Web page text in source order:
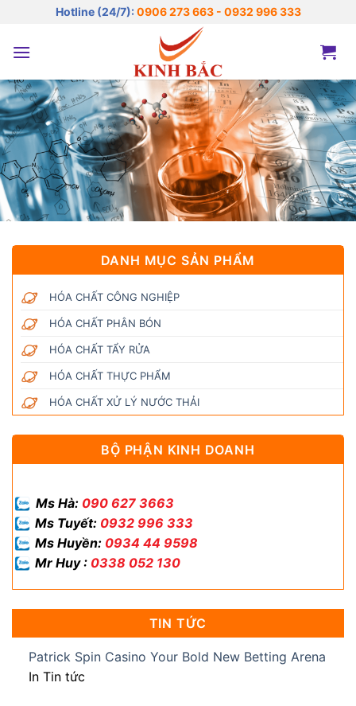
nội
Hotline (24/7): 0906 273 663 - 0932 996 333
DANH MỤC SẢN PHẨM
HÓA CHẤT CÔNG NGHIỆP
HÓA CHẤT PHÂN BÓN
HÓA CHẤT TẨY RỬA
HÓA CHẤT THỰC PHẨM
HÓA CHẤT XỬ LÝ NƯỚC THẢI
BỘ PHẬN KINH DOANH
Ms Hà: 090 627 3663
Ms Tuyết: 0932 996 333
Ms Huyền: 0934 44 9598
Mr Huy : 0338 052 130
TIN TỨC
Patrick Spin Casino Your Bold New Betting Arena
In Tin tức